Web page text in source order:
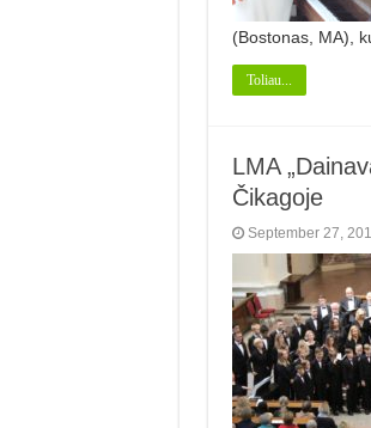
(Bostonas, MA),
Toliau...
LMA
Čikagoje
September 27,